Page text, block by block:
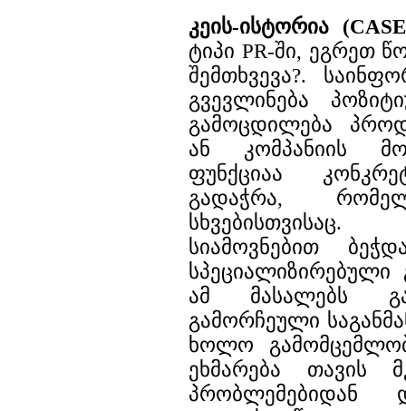
კეის-ისტორია
ტიპი PR-ში, ეგრეთ
შემთხვევა?.
გვევლინება
გამოცდილება
ან კომპანიის
ფუნქციაა
გადაჭრა,
სიამოვნებით
სპეციალიზირებული
ამ მასალებს
გამორჩეული
ხოლო
ეხმარება თავის
პრობლემებიდან